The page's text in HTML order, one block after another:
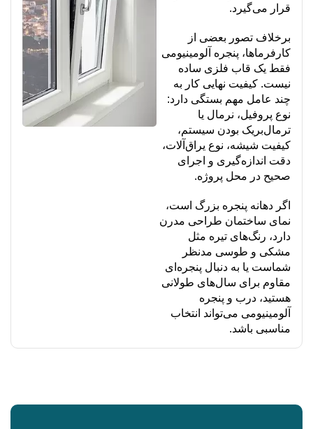
قرار می‌گیرد.
برخلاف تصور بعضی از
کارفرماها، پنجره آلومینیومی
فقط یک قاب فلزی ساده
نیست. کیفیت نهایی کار به
چند عامل مهم بستگی دارد:
نوع پروفیل، نرمال یا
ترمال‌بریک بودن سیستم،
کیفیت شیشه، نوع یراق‌آلات،
دقت اندازه‌گیری و اجرای
صحیح در محل پروژه.
اگر دهانه پنجره بزرگ است،
نمای ساختمان طراحی مدرن
دارد، رنگ‌های تیره مثل
مشکی و طوسی مدنظر
شماست یا به دنبال پنجره‌ای
مقاوم برای سال‌های طولانی
هستید، درب و پنجره
آلومینیومی می‌تواند انتخاب
مناسبی باشد.